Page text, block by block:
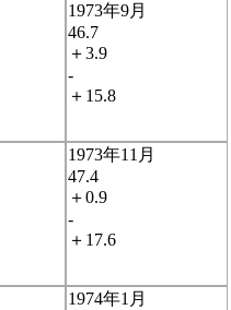
1973年9月
46.7
＋3.9
-
＋15.8
1973年11月
47.4
＋0.9
-
＋17.6
1974年1月